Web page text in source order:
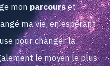
mon parcourset
ma vie, en espérant
pour changer la
le moyen le plus